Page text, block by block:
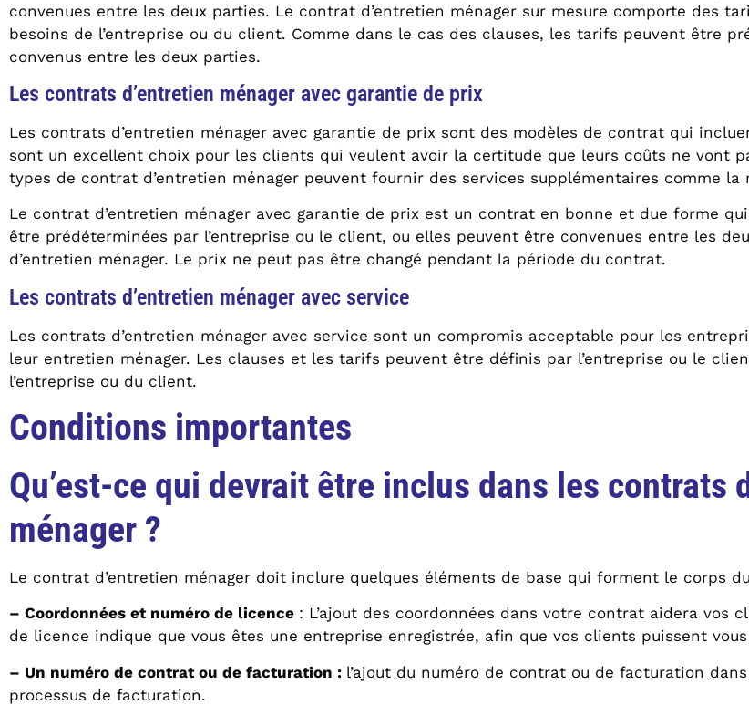
convenues entre les deux parties. Le contrat d’entretien ménager sur mesure comporte des
besoins de l’entreprise ou du client. Comme dans le cas des clauses, les tarifs peuvent être
convenus entre les deux parties.
Les contrats d’entretien ménager avec garantie de prix
Les contrats d’entretien ménager avec garantie de prix sont des modèles de contrat qui
sont un excellent choix pour les clients qui veulent avoir la certitude que leurs coûts ne vont
types de contrat d’entretien ménager peuvent fournir des services supplémentaires comme la
Le contrat d’entretien ménager avec garantie de prix est un contrat en bonne et due forme
être prédéterminées par l’entreprise ou le client, ou elles peuvent être convenues entre les
d’entretien ménager. Le prix ne peut pas être changé pendant la période du contrat.
Les contrats d’entretien ménager avec service
Les contrats d’entretien ménager avec service sont un compromis acceptable pour les
leur entretien ménager. Les clauses et les tarifs peuvent être définis par l’entreprise ou le
l’entreprise ou du client.
Conditions importantes
Qu’est-ce qui devrait être inclus dans les contrats
ménager ?
Le contrat d’entretien ménager doit inclure quelques éléments de base qui forment le corps
– Coordonnées et numéro de licence : L’ajout des coordonnées dans votre contrat aidera vos
de licence indique que vous êtes une entreprise enregistrée, afin que vos clients puissent
– Un numéro de contrat ou de facturation : l’ajout du numéro de contrat ou de facturation
processus de facturation.